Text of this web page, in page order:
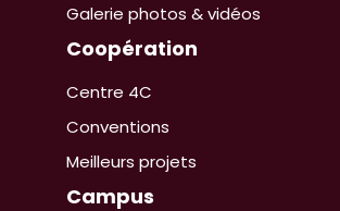
Galerie photos & vidéos
Coopération
Centre 4C
Conventions
Meilleurs projets
Campus